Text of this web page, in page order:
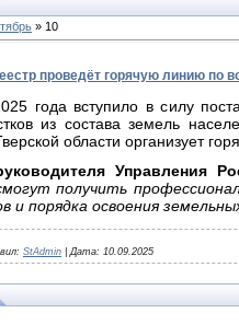
» 10
проведёт горячую линию по
года вступило в силу
из состава земель
области организует
Управления
получить
и порядка освоения
StAdmin Дата: 10.09.2025